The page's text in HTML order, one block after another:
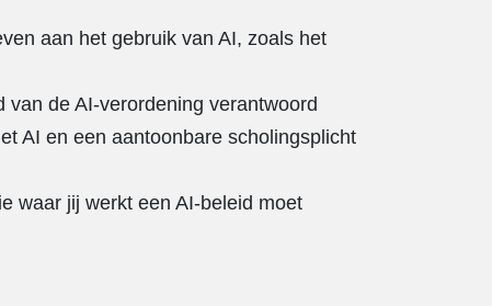
aan het gebruik van AI, zoals het
van de AI-verordening verantwoord
AI en een aantoonbare scholingsplicht
waar jij werkt een AI-beleid moet